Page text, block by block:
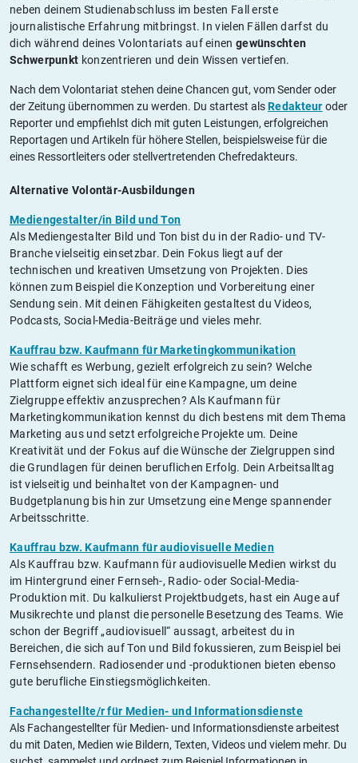
neben deinem Studienabschluss im besten Fall erste
journalistische Erfahrung mitbringst. In vielen Fällen darfst du
dich während deines Volontariats auf einen gewünschten
Schwerpunkt konzentrieren und dein Wissen vertiefen.
Nach dem Volontariat stehen deine Chancen gut, vom Sender oder
der Zeitung übernommen zu werden. Du startest alsRedakteur oder
Reporter und empfiehlst dich mit guten Leistungen, erfolgreichen
Reportagen und Artikeln für höhere Stellen, beispielsweise für die
eines Ressortleiters oder stellvertretenden Chefredakteurs.
Alternative Volontär-Ausbildungen
Mediengestalter/in Bild und Ton
Als Mediengestalter Bild und Ton bist du in der Radio- und TV-
Branche vielseitig einsetzbar. Dein Fokus liegt auf der
technischen und kreativen Umsetzung von Projekten. Dies
können zum Beispiel die Konzeption und Vorbereitung einer
Sendung sein. Mit deinen Fähigkeiten gestaltest du Videos,
Podcasts, Social-Media-Beiträge und vieles mehr.
Kauffrau bzw. Kaufmann für Marketingkommunikation
Wie schafft es Werbung, gezielt erfolgreich zu sein? Welche
Plattform eignet sich ideal für eine Kampagne, um deine
Zielgruppe effektiv anzusprechen? Als Kaufmann für
Marketingkommunikation kennst du dich bestens mit dem Thema
Marketing aus und setzt erfolgreiche Projekte um. Deine
Kreativität und der Fokus auf die Wünsche der Zielgruppen sind
die Grundlagen für deinen beruflichen Erfolg. Dein Arbeitsalltag
ist vielseitig und beinhaltet von der Kampagnen- und
Budgetplanung bis hin zur Umsetzung eine Menge spannender
Arbeitsschritte.
Kauffrau bzw. Kaufmann für audiovisuelle Medien
Als Kauffrau bzw. Kaufmann für audiovisuelle Medien wirkst du
im Hintergrund einer Fernseh-, Radio- oder Social-Media-
Produktion mit. Du kalkulierst Projektbudgets, hast ein Auge auf
Musikrechte und planst die personelle Besetzung des Teams. Wie
schon der Begriff „audiovisuell“ aussagt, arbeitest du in
Bereichen, die sich auf Ton und Bild fokussieren, zum Beispiel bei
Fernsehsendern. Radiosender und -produktionen bieten ebenso
gute berufliche Einstiegsmöglichkeiten.
Fachangestellte/r für Medien- und Informationsdienste
Als Fachangestellter für Medien- und Informationsdienste arbeitest
du mit Daten, Medien wie Bildern, Texten, Videos und vielem mehr. Du